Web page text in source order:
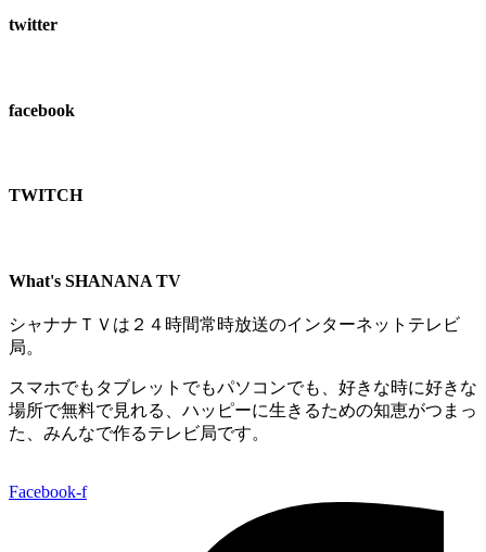
twitter
facebook
TWITCH​
What's SHANANA TV
シャナナＴＶは２４時間常時放送のインターネットテレビ
局。
スマホでもタブレットでもパソコンでも、好きな時に好きな
場所で無料で見れる、 ハッピーに生きるための知恵がつまっ
た、みんなで作るテレビ局です。
Facebook-f